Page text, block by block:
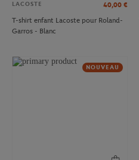
LACOSTE 40,00 €
T-shirt enfant Lacoste pour Roland-
Garros - Blanc
NOUVEAU